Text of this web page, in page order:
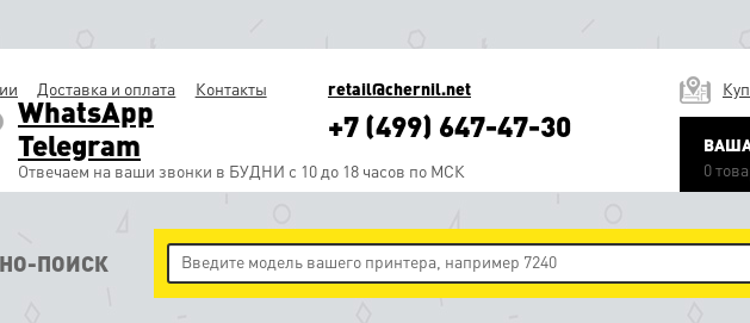
Доставка и оплата Контакты
WhatsApp
Telegram
retail@chernil.net
+7 (499) 647-47-30
Отвечаем на ваши звонки в БУДНИ с 10 до 18 часов по МСК
0
ПОИСК